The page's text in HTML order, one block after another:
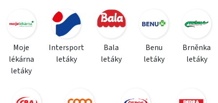
Moje
lékárna
letáky
Intersport
letáky
Bala
letáky
Benu
letáky
Brněnka
letáky